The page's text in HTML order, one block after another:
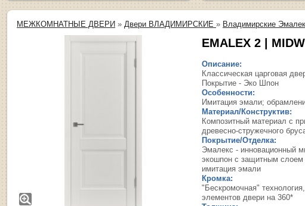
МЕЖКОМНАТНЫЕ ДВЕРИ » Двери ВЛАДИМИРСКИЕ » Владимирские
EMALEX 2 |
Описание:
Классическая царговая
Покрытие - Эко Шпон
Особенности:
Имитация эмали;
Материал/Конструктив:
Композитный материал с
древесно-стружечного
Покрытие/Отделка:
Эмалекс - инновационный
экошпон с защитным слоем
имитация эмали
Кромка:
"Бескромочная"
элементов двери на 360*